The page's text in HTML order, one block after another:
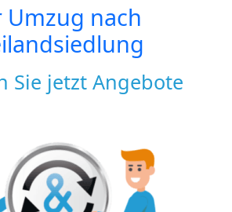
Umzug nach
Sie jetzt Angebote